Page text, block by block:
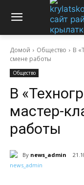
Домой Общество
В
смене работы
Общество
В
мастер-
работы
By news_admin